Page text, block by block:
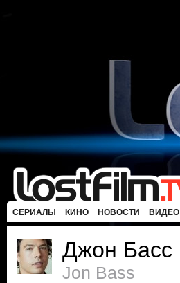
СЕРИАЛЫ КИНО НОВОСТИ ВИДЕО
Джон Басс
Jon Bass